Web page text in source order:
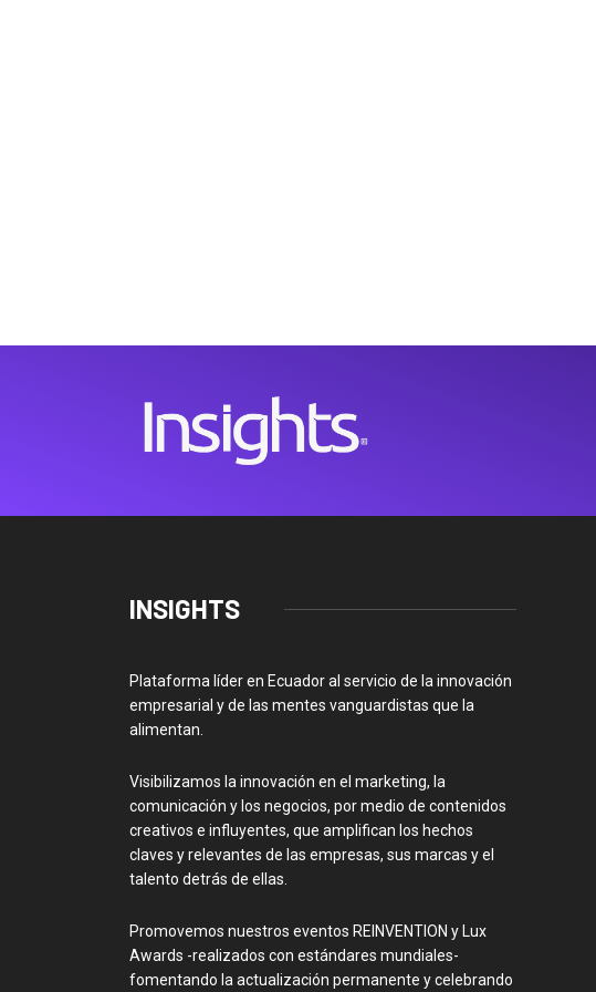
INSIGHTS
Plataforma líder en Ecuador al servicio de la innovación
empresarial y de las mentes vanguardistas que la
alimentan.
Visibilizamos la innovación en el marketing, la
comunicación y los negocios, por medio de contenidos
creativos e influyentes, que amplifican los hechos
claves y relevantes de las empresas, sus marcas y el
talento detrás de ellas.
Promovemos nuestros eventos REINVENTION y Lux
Awards -realizados con estándares mundiales-
fomentando la actualización permanente y celebrando